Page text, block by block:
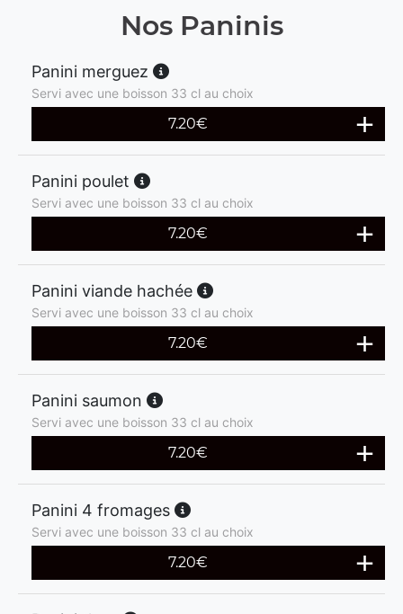
Nos Paninis
Panini merguez
Servi avec une boisson 33 cl au choix
7.20€
Panini poulet
Servi avec une boisson 33 cl au choix
7.20€
Panini viande hachée
Servi avec une boisson 33 cl au choix
7.20€
Panini saumon
Servi avec une boisson 33 cl au choix
7.20€
Panini 4 fromages
Servi avec une boisson 33 cl au choix
7.20€